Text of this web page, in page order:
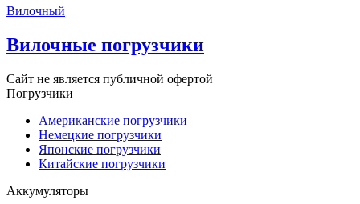
Вилочный
Вилочные погрузчики
Сайт не является публичной офертой
Погрузчики
Американские погрузчики
Немецкие погрузчики
Японские погрузчики
Китайские погрузчики
Аккумуляторы